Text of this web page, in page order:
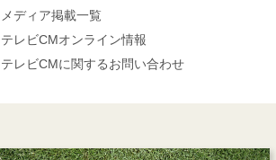
メディア掲載一覧
テレビCMオンライン情報
テレビCMに関するお問い合わせ